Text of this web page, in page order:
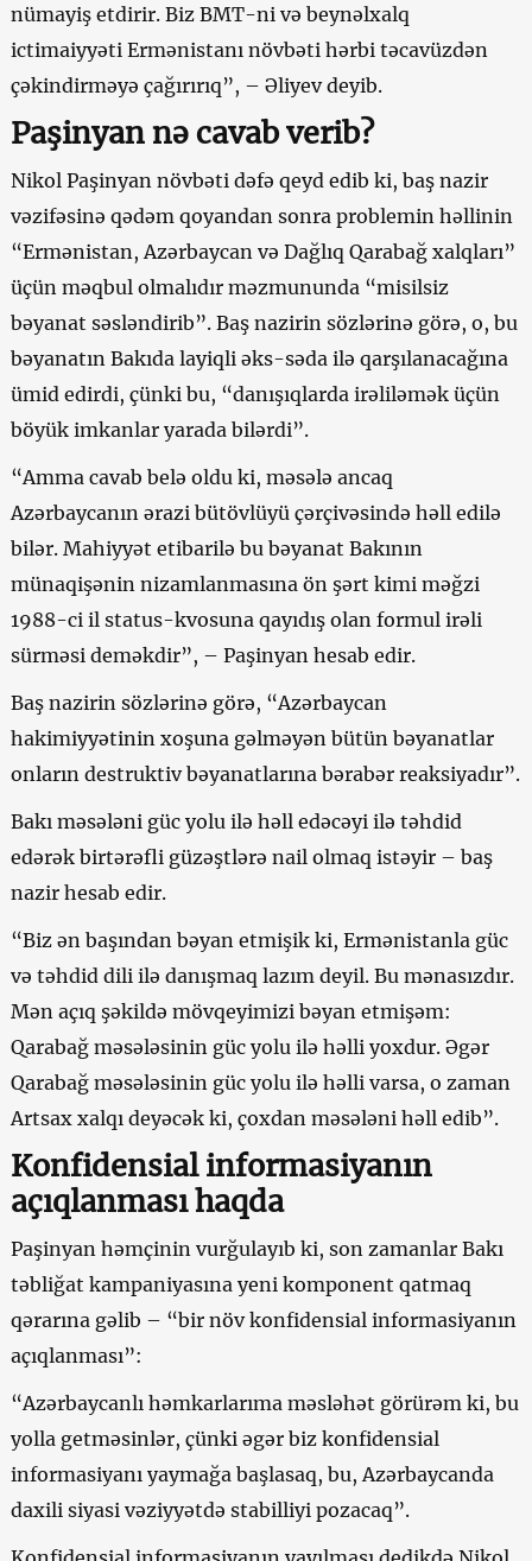
nümayiş etdirir. Biz BMT-ni və beynəlxalq
ictimaiyyəti Ermənistanı növbəti hərbi təcavüzdən
çəkindirməyə çağırırıq”, – Əliyev deyib.
Paşinyan nə cavab verib?
Nikol Paşinyan növbəti dəfə qeyd edib ki, baş nazir
vəzifəsinə qədəm qoyandan sonra problemin həllinin
“Ermənistan, Azərbaycan və Dağlıq Qarabağ xalqları”
üçün məqbul olmalıdır məzmununda “misilsiz
bəyanat səsləndirib”. Baş nazirin sözlərinə görə, o, bu
bəyanatın Bakıda layiqli əks-səda ilə qarşılanacağına
ümid edirdi, çünki bu, “danışıqlarda irəliləmək üçün
böyük imkanlar yarada bilərdi”.
“Amma cavab belə oldu ki, məsələ ancaq
Azərbaycanın ərazi bütövlüyü çərçivəsində həll edilə
bilər. Mahiyyət etibarilə bu bəyanat Bakının
münaqişənin nizamlanmasına ön şərt kimi məğzi
1988-ci il status-kvosuna qayıdış olan formul irəli
sürməsi deməkdir”, – Paşinyan hesab edir.
Baş nazirin sözlərinə görə, “Azərbaycan
hakimiyyətinin xoşuna gəlməyən bütün bəyanatlar
onların destruktiv bəyanatlarına bərabər reaksiyadır”.
Bakı məsələni güc yolu ilə həll edəcəyi ilə təhdid
edərək birtərəfli güzəştlərə nail olmaq istəyir – baş
nazir hesab edir.
“Biz ən başından bəyan etmişik ki, Ermənistanla güc
və təhdid dili ilə danışmaq lazım deyil. Bu mənasızdır.
Mən açıq şəkildə mövqeyimizi bəyan etmişəm:
Qarabağ məsələsinin güc yolu ilə həlli yoxdur. Əgər
Qarabağ məsələsinin güc yolu ilə həlli varsa, o zaman
Artsax xalqı deyəcək ki, çoxdan məsələni həll edib”.
Konfidensial informasiyanın
açıqlanması haqda
Paşinyan həmçinin vurğulayıb ki, son zamanlar Bakı
təbliğat kampaniyasına yeni komponent qatmaq
qərarına gəlib – “bir növ konfidensial informasiyanın
açıqlanması”:
“Azərbaycanlı həmkarlarıma məsləhət görürəm ki, bu
yolla getməsinlər, çünki əgər biz konfidensial
informasiyanı yaymağa başlasaq, bu, Azərbaycanda
daxili siyasi vəziyyətdə stabilliyi pozacaq”.